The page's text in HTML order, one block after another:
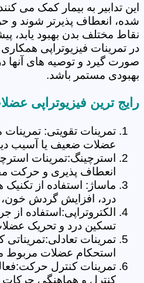
این تدابیر به بیمار کمک می
شده، انعطاف پذیرتر شوند و
نقاط مختلف بدن بهبود یابد،
در تمرینات فیزیوتراپی
صورت گیرد و توصیه های آنها
بهبودی مستمر باشد.
رایج ترین فیزیوتراپی
تمرینات تقویتی:
عضلات ضعیف یا آسیب
استرچینگ:تمرینات
انعطاف پذیری و حرکت
ماساژ: استفاده از
درد، افزایش گردش
الکتروتراپی:استفاده از
تسکین درد و تحریک
تمرینات تعادلی:تمریناتی
استحکام عضلات مربوط
تمرینات کنترل
کنترل و هماهنگی